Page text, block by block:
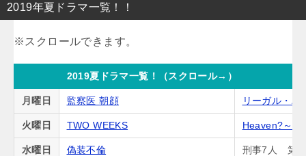
2019年夏ドラマ一覧！！
2019夏ドラマ一覧！（スクロール→）
月曜日 監察医 朝顔 リーガル・ハ
火曜日 TWO WEEKS Heaven?～ご
水曜日 偽装不倫 刑事7人 第5